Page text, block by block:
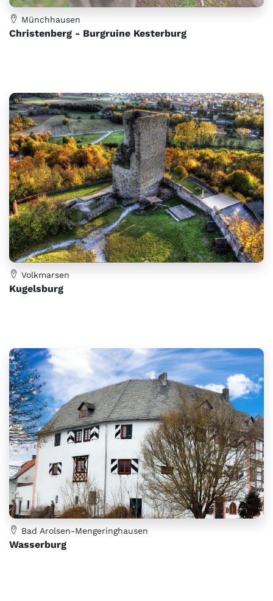
Münchhausen
Christenberg - Burgruine Kesterburg
Volkmarsen
Kugelsburg
Bad Arolsen-Mengeringhausen
Wasserburg